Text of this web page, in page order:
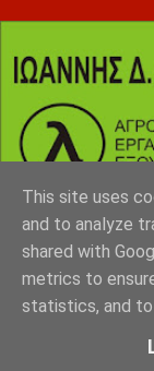
This site uses
and to analyze
shared with
metrics to
statistics, and